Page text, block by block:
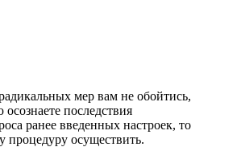
мер вам не обойтись,
последствия
ранее введенных настроек, то
процедуру осуществить.